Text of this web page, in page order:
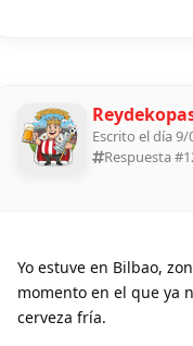
Escrito el día 9/
Respuesta #
Yo estuve en Bilbao,
momento en el que ya
cerveza fría.